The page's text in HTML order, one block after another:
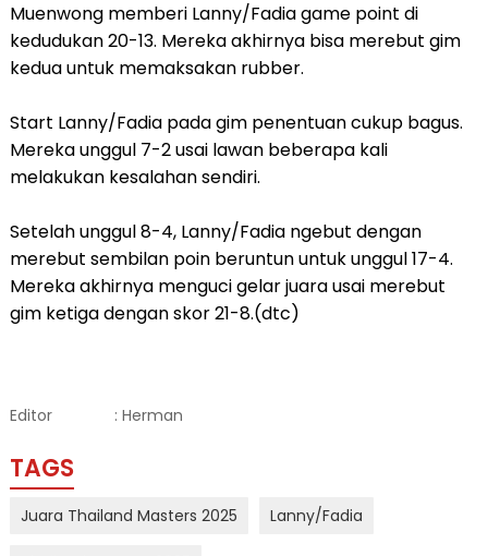
Muenwong memberi Lanny/Fadia game point di
kedudukan 20-13. Mereka akhirnya bisa merebut gim
kedua untuk memaksakan rubber.
Start Lanny/Fadia pada gim penentuan cukup bagus.
Mereka unggul 7-2 usai lawan beberapa kali
melakukan kesalahan sendiri.
Setelah unggul 8-4, Lanny/Fadia ngebut dengan
merebut sembilan poin beruntun untuk unggul 17-4.
Mereka akhirnya menguci gelar juara usai merebut
gim ketiga dengan skor 21-8.(dtc)
Editor : Herman
TAGS
Juara Thailand Masters 2025 Lanny/Fadia